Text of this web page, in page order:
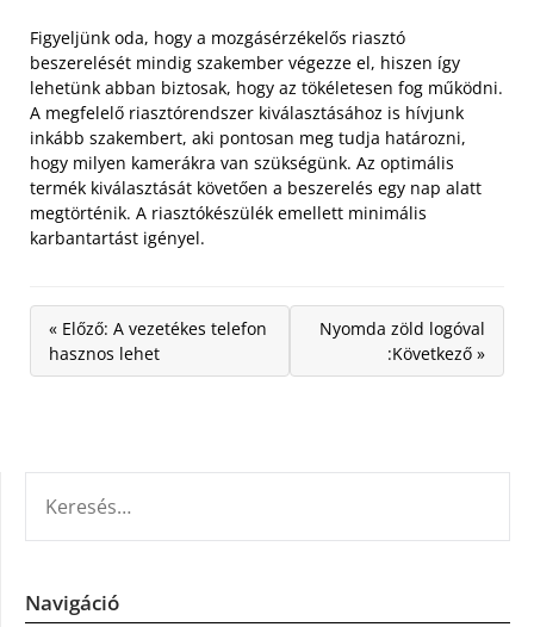
Figyeljünk oda, hogy a mozgásérzékelős riasztó
beszerelését mindig szakember végezze el, hiszen így
lehetünk abban biztosak, hogy az tökéletesen fog működni.
A megfelelő riasztórendszer kiválasztásához is hívjunk
inkább szakembert, aki pontosan meg tudja határozni,
hogy milyen kamerákra van szükségünk. Az optimális
termék kiválasztását követően a beszerelés egy nap alatt
megtörténik. A riasztókészülék emellett minimális
karbantartást igényel.
« Előző: A vezetékes telefon
hasznos lehet
Nyomda zöld logóval
:Következő »
Navigáció